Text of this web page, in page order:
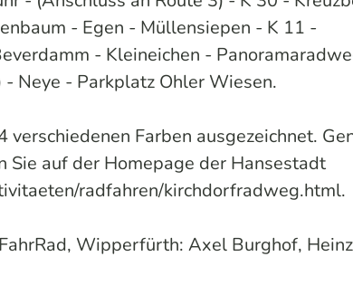
- Egen - Müllensiepen - K 11 -
- Kleineichen -
Neye - Parkplatz Ohler Wiesen.
Farben ausgezeichnet.
Sie auf der Homepage der Hansestadt
radfahren/kirchdorfradweg.html.
Wipperfürth: Axel Burghof, Heinz